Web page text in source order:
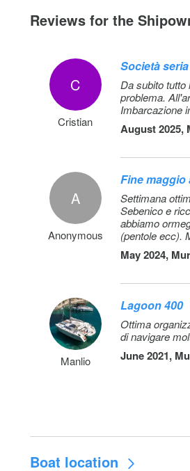
Reviews for the
C
Cristian
Società
Da subito
problema.
Imbarcazione
August 2025,
A
Anonymous
Fine maggio
Settimana ottima, Tempo discreto. Vento buono qualche ora di
Sebenico e
abbiamo
(pentole ecc).
May 2024,
Manlio
Lagoon 400
Ottima
di navigare
June 2021,
Boat location